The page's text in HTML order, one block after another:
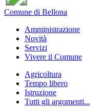
Comune di Bellona
Amministrazione
Novità
Servizi
Vivere il Comune
Agricoltura
Tempo libero
Istruzione
Tutti gli argomenti...